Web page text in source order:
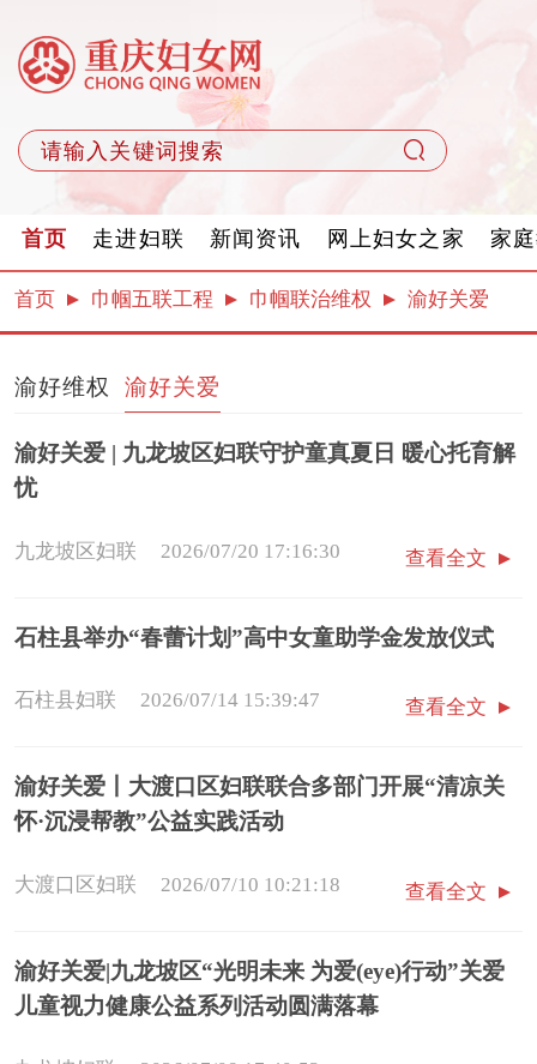
首页 走进妇联 新闻资讯 网上妇女之家 家
首页 巾帼五联工程 巾帼联治维权 渝好关爱
渝好维权 渝好关爱
渝好关爱 | 九龙坡区妇联守护童真夏日 暖心托育解
忧
九龙坡区妇联 2026/07/20 17:16:30 查看全文
石柱县举办“春蕾计划”高中女童助学金发放仪式
石柱县妇联 2026/07/14 15:39:47 查看全文
渝好关爱丨大渡口区妇联联合多部门开展“清凉关
怀·沉浸帮教”公益实践活动
大渡口区妇联 2026/07/10 10:21:18 查看全文
渝好关爱|九龙坡区“光明未来 为爱(eye)行动”关爱
儿童视力健康公益系列活动圆满落幕